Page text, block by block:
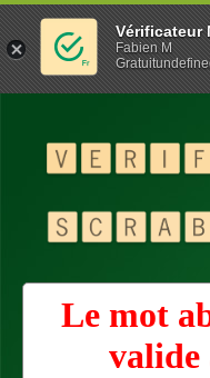
Le mot
valide
Vérificateur
Fabien M